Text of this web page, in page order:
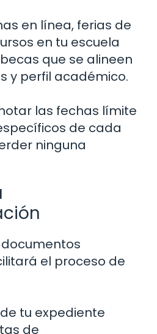
en línea, ferias de
en tu escuela
que se alineen
y perfil académico.
las fechas límite
de cada
ninguna
el proceso de
tu expediente
de